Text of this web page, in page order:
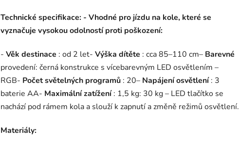
Technické specifikace: - Vhodné pro jízdu na kole, které se
vyznačuje vysokou odolností proti poškození:
- Věk destinace : od 2 let- Výška dítěte : cca 85–110 cm– Barevné
provedení: černá konstrukce s vícebarevným LED osvětlením –
RGB- Počet světelných programů : 20– Napájení osvětlení: 3
baterie AA- Maximální zatížení: 1,5 kg: 30 kg – LED tlačítko se
nachází pod rámem kola a slouží k zapnutí a změně režimů osvětlení.
Materiály: